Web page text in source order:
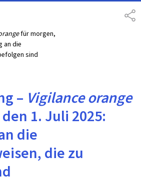
für morgen,
an die
sind
– Vigilance orange
1. Juli 2025:
die
die zu